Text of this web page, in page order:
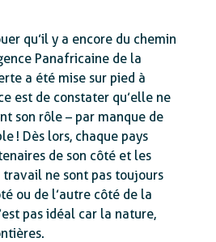
qu’il y a encore du chemin
Panafricaine de la
a été mise sur pied à
est de constater qu’elle ne
son rôle – par manque de
! Dès lors, chaque pays
de son côté et les
ne sont pas toujours
ou de l’autre côté de la
pas idéal car la nature,